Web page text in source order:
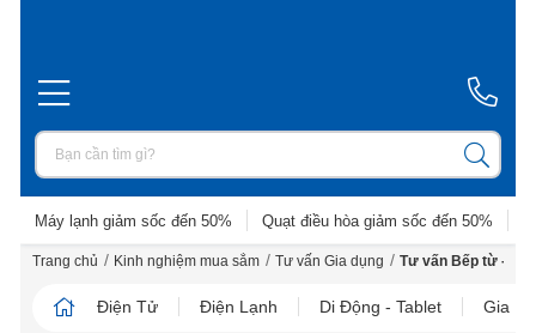
Máy lạnh giảm sốc đến 50% Quạt điều hòa giảm sốc đến 50%
Trang chủ / Kinh nghiệm mua sắm / Tư vấn Gia dụng / Tư vấn Bếp từ -
Điện Tử Điện Lạnh Di Động - Tablet Gia